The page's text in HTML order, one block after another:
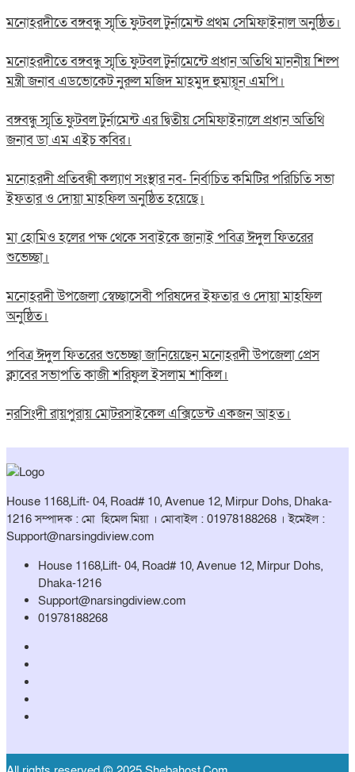
মনোহরদীতে বঙ্গবন্ধু স্মৃতি ফুটবল টুর্নামেন্ট প্রথম সেমিফাইনাল অনুষ্ঠিত।
মনোহরদীতে বঙ্গবন্ধু স্মৃতি ফুটবল টুর্নামেন্টে প্রধান অতিথি মাননীয় শিল্প
মন্ত্রী জনাব এডভোকেট নুরুল মজিদ মাহমুদ হুমায়ূন এমপি।
বঙ্গবন্ধু স্মৃতি ফুটবল টুর্নামেন্ট এর দ্বিতীয় সেমিফাইনালে প্রধান অতিথি
জনাব ডা এম এইচ কবির।
মনোহরদী প্রতিবন্ধী কল্যাণ সংস্থার নব- নির্বাচিত কমিটির পরিচিতি সভা
ইফতার ও দোয়া মাহফিল অনুষ্ঠিত হয়েছে।
মা হোমিও হলের পক্ষ থেকে সবাইকে জানাই পবিত্র ঈদুল ফিতরের
শুভেচ্ছা।
মনোহরদী উপজেলা স্বেচ্ছাসেবী পরিষদের ইফতার ও দোয়া মাহফিল
অনুষ্ঠিত।
পবিত্র ঈদুল ফিতরের শুভেচ্ছা জানিয়েছেন মনোহরদী উপজেলা প্রেস
ক্লাবের সভাপতি কাজী শরিফুল ইসলাম শাকিল।
নরসিংদী রায়পুরায় মোটরসাইকেল এক্সিডেন্ট একজন আহত।
House 1168,Lift- 04, Road# 10, Avenue 12, Mirpur Dohs, Dhaka-
1216 সম্পাদক : মো হিমেল মিয়া । মোবাইল : 01978188268 । ইমেইল :
Support@narsingdiview.com
House 1168,Lift- 04, Road# 10, Avenue 12, Mirpur Dohs,
Dhaka-1216
Support@narsingdiview.com
01978188268